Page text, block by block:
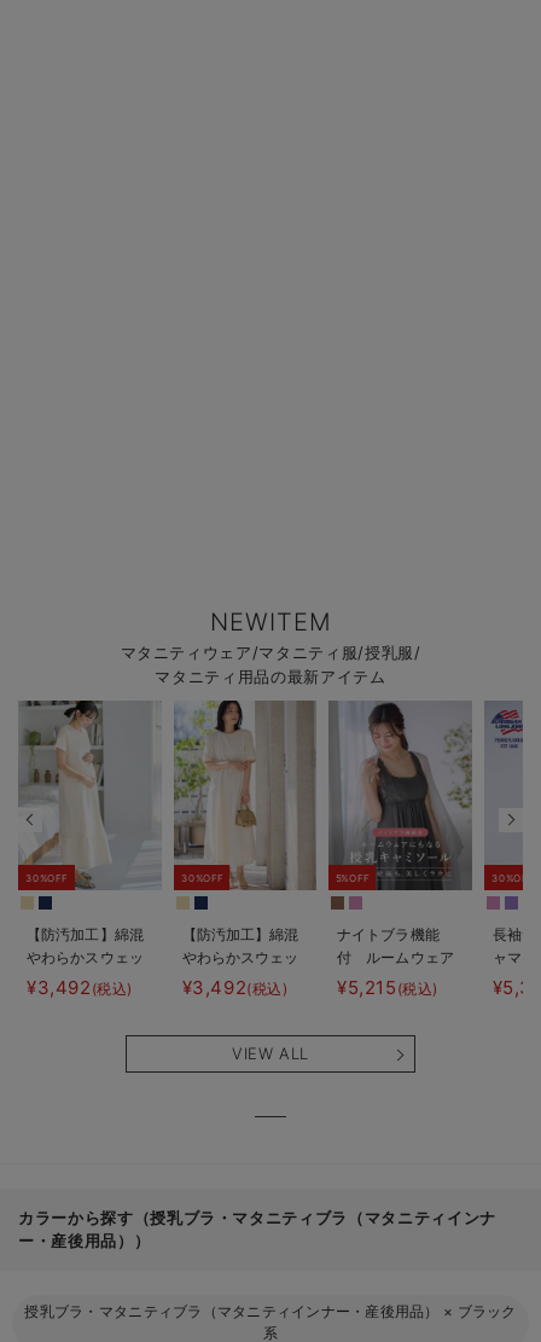
NEWITEM
マタニティウェア/マタニティ服/授乳服/
マタニティ用品の最新アイテム
30%OFF
【防汚加工】綿混
やわらかスウェッ
ト半袖ティアード
ネグリジェ マタ
¥3,492 (税込)
30%OFF
【防汚加工】綿混
やわらかスウェッ
ト半袖フレアワン
ピース マタニテ
も長く使える】
¥3,492(税込)
5%OFF
ナイトブラ機能
付 ルームウェア
にもなる授乳キャ
ミソール
¥5,215 (税込)
30%OFF
長袖サ
ャマ
ェー
VIEW ALL
カラーから探す（授乳ブラ・マタニティブラ（マタニティインナ
ー・産後用品））
授乳ブラ・マタニティブラ（マタニティインナー・産後用品） × ブラック
系